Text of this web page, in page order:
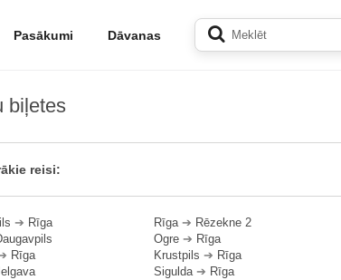
Pasākumi Dāvanas
biļetes
reisi:
➔ Rīga
Rīga
Rīga➔ Rēzekne 2
Ogre ➔ Rīga
Krustpils ➔ Rīga
Sigulda➔ Rīga